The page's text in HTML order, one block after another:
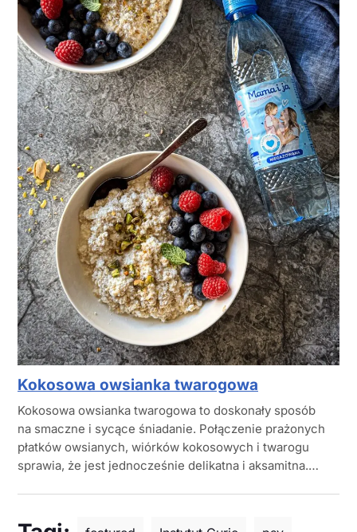
Kokosowa owsianka twarogowa
Kokosowa owsianka twarogowa to doskonały sposób
na smaczne i sycące śniadanie. Połączenie prażonych
płatków owsianych, wiórków kokosowych i twarogu
sprawia, że jest jednocześnie delikatna i aksamitna.…